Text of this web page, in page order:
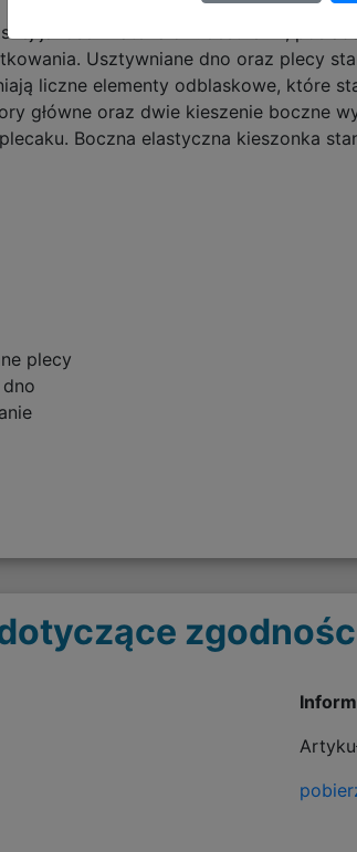
jakości materiałów. Jest lekki,
Usztywniane dno oraz plecy
liczne elementy odblaskowe, które
główne oraz dwie kieszenie boczne
Boczna elastyczna kieszonka
plecy